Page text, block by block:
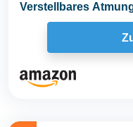
Verstellbares
Weich Gepolstertes...